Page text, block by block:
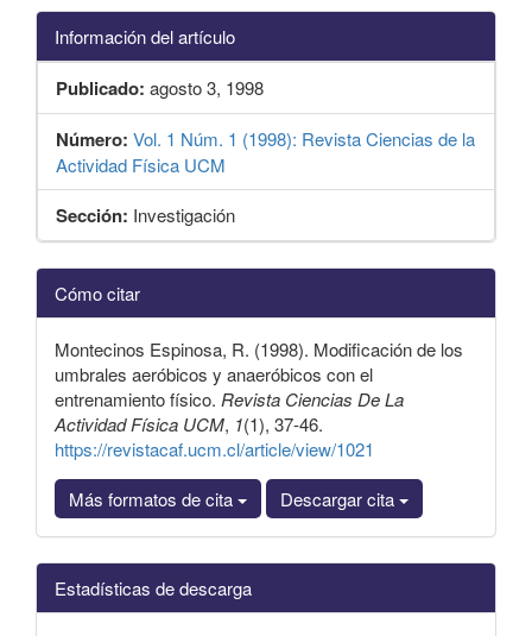
Información del artículo
Publicado: agosto 3, 1998
Número: Vol. 1 Núm. 1 (1998): Revista Ciencias de la
Actividad Física UCM
Sección: Investigación
Detalles
del
artículo
Cómo citar
Montecinos Espinosa, R. (1998). Modificación de los
umbrales aeróbicos y anaeróbicos con el
entrenamiento físico. Revista Ciencias De La
Actividad Física UCM, 1(1), 37-46.
https://revistacaf.ucm.cl/article/view/1021
Más formatos de cita
Descargar cita
Estadísticas de descarga